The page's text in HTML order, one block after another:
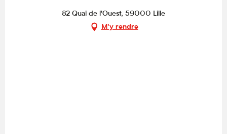
82 Quai de l'Ouest, 59000 Lille
M'y rendre